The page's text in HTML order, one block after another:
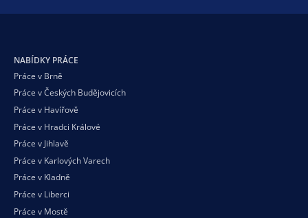
NABÍDKY PRÁCE
Práce v Brně
Práce v Českých Budějovicích
Práce v Havířově
Práce v Hradci Králové
Práce v Jihlavě
Práce v Karlových Varech
Práce v Kladně
Práce v Liberci
Práce v Mostě